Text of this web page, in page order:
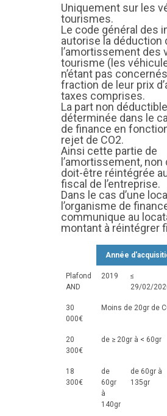
Uniquement sur les
tourismes.
Le code général des
autorise la déduction
l’amortissement des
tourisme (les
n’étant pas
fraction de leur prix
taxes comprises.
La part non
déterminée dans le
de finance en
rejet de CO2.
Ainsi cette partie de
l’amortissement, non
doit-être réintégrée
fiscal de l’entreprise.
Dans le cas d’une
l’organisme de
communique au
montant à réintégrer
Année
Plafond
AND
2019
≤
29/02/
30
000€
Moins de 20gr de
20
300€
de ≥ 20gr à < 60gr
18
300€
de
60gr
à
140gr
de 60gr à
135gr